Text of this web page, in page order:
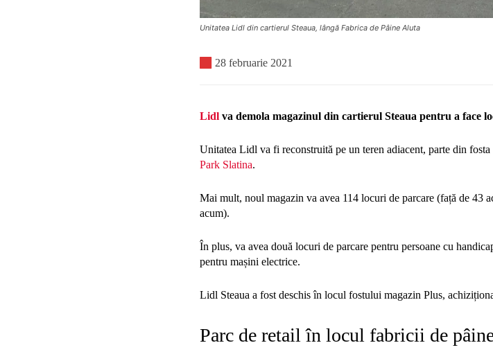
Unitatea Lidl din cartierul Steaua, lângă Fabrica de Pâine Aluta
28 februarie 2021
Lidl va demola magazinul din cartierul Steaua pentru a face
Unitatea Lidl va fi reconstruită pe un teren adiacent, parte din
Park Slatina.
Mai mult, noul magazin va avea 114 locuri de parcare (față de 43
acum).
În plus, va avea două locuri de parcare pentru persoane cu
pentru mașini electrice.
Lidl Steaua a fost deschis în locul fostului magazin Plus,
Parc de retail în locul fabricii de